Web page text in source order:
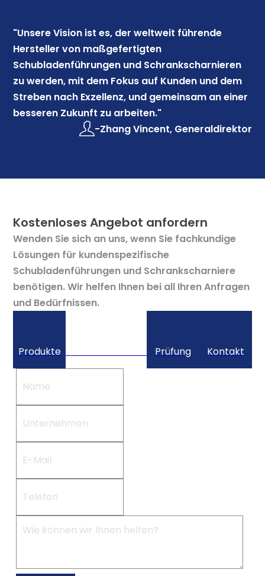
"Unsere Vision ist es, der weltweit führende
Hersteller von maßgefertigten
Schubladenführungen und Schrankscharnieren
zu werden, mit dem Fokus auf Kunden und dem
Streben nach Exzellenz, und gemeinsam an einer
besseren Zukunft zu arbeiten."
-Zhang Vincent, Generaldirektor
Kostenloses Angebot anfordern
Wenden Sie sich an uns, wenn Sie fachkundige
Lösungen für kundenspezifische
Schubladenführungen und Schrankscharniere
benötigen. Wir helfen Ihnen bei all Ihren Anfragen
und Bedürfnissen.
Produkte Prüfung Kontakt